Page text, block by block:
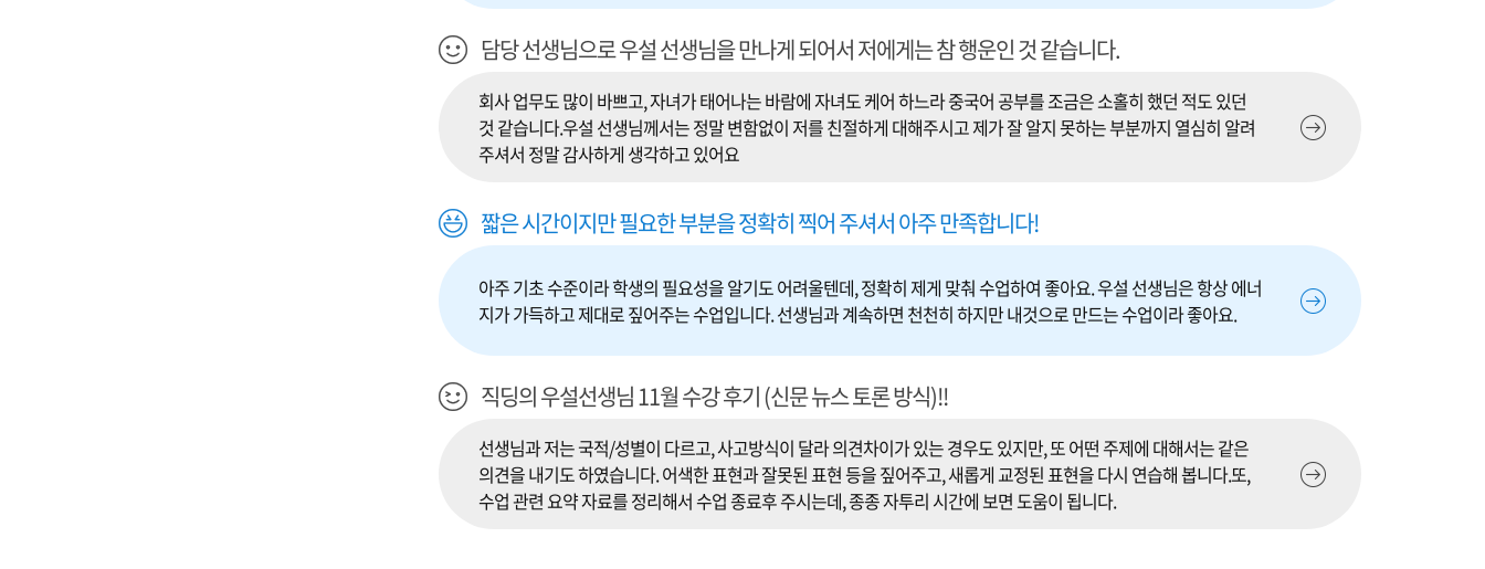
담당 선생님으로 우설 선생님을 만나게 되어서 저에게는 참 행운인 것 같습니다.
회사 업무도 많이 바쁘고, 자녀가 태어나는 바람에 자녀도 케어 하느라 중국어 공부를 조금은 소홀히 했던 적도 있던
것 같습니다.우설 선생님께서는 정말 변함없이 저를 친절하게 대해주시고 제가 잘 알지 못하는 부분까지 열심히 알려
주셔서 정말 감사하게 생각하고 있어요
짧은 시간이지만 필요한 부분을 정확히 찍어 주셔서 아주 만족합니다!
아주 기초 수준이라 학생의 필요성을 알기도 어려울텐데, 정확히 제게 맞춰 수업하여 좋아요. 우설 선생님은 항상 에너
지가 가득하고 제대로 짚어주는 수업입니다. 선생님과 계속하면 천천히 하지만 내것으로 만드는 수업이라 좋아요.
직딩의 우설선생님 11월 수강 후기 (신문 뉴스 토론 방식)!!
선생님과 저는 국적/성별이 다르고, 사고방식이 달라 의견차이가 있는 경우도 있지만, 또 어떤 주제에 대해서는 같은
의견을 내기도 하였습니다. 어색한 표현과 잘못된 표현 등을 짚어주고, 새롭게 교정된 표현을 다시 연습해 봅니다.또,
수업 관련 요약 자료를 정리해서 수업 종료후 주시는데, 종종 자투리 시간에 보면 도움이 됩니다.